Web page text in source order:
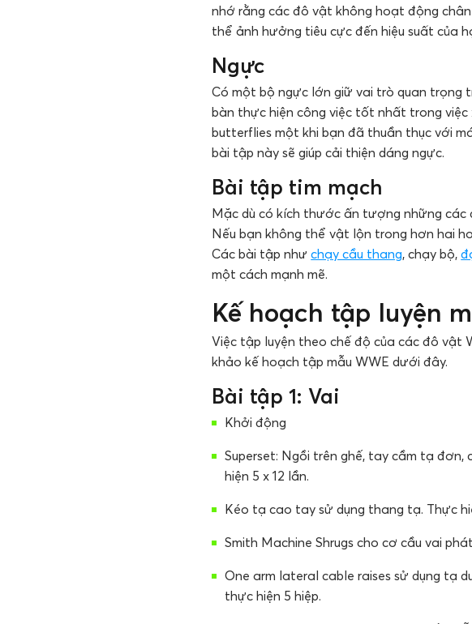
nhớ rằng các đô vật không hoạt động
thể ảnh hưởng tiêu cực đến hiệu suất của
Ngực
Có một bộ ngực lớn giữ vai trò quan trọng
bàn thực hiện công việc tốt nhất trong
butterflies một khi bạn đã thuần thục với
bài tập này sẽ giúp cải thiện dáng ngực.
Bài tập tim mạch
Mặc dù có kích thước ấn tượng những các
Nếu bạn không thể vật lộn trong hơn hai
Các bài tập nhưchạy cầu thang, chạy bộ,
một cách mạnh mẽ.
Kế hoạch tập luyện
Việc tập luyện theo chế độ của các đô vật
khảo kế hoạch tập mẫu WWE dưới đây.
Bài tập 1: Vai
Khởi động
Superset: Ngồi trên ghế, tay cầm tạ
hiện 5 x 12 lần.
Kéo tạ cao tay sử dụng thang tạ. Thực
Smith Machine Shrugs cho cơ cầu vai
One arm lateral cable raises sử dụng tạ
thực hiện 5 hiệp.